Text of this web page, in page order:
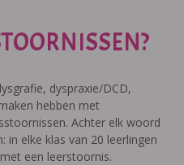
dyspraxie/DCD,
hebben met
Achter elk woord
in elke klas van 20 leerlingen
een leerstoornis.